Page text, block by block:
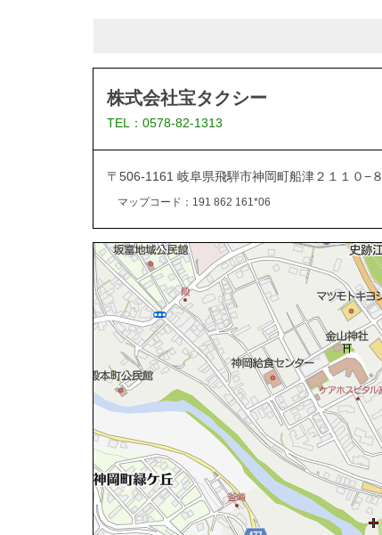
株式会社宝タクシー
TEL：0578-82-1313
〒506-1161 岐阜県飛騨市神岡町船津２１１０−８
マップコード：191 862 161*06